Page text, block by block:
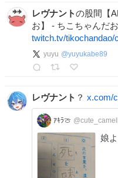
レヴナントの股間【
お】 - ちこちゃんだ
twitch.tv/
yuyu @yuyukabe89
レヴナント ？ x.com/
ｱｷﾗ🍈
娘